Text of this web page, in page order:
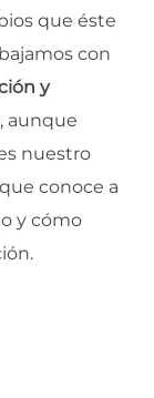
que éste
con
y
, aunque
nuestro
conoce a
y cómo